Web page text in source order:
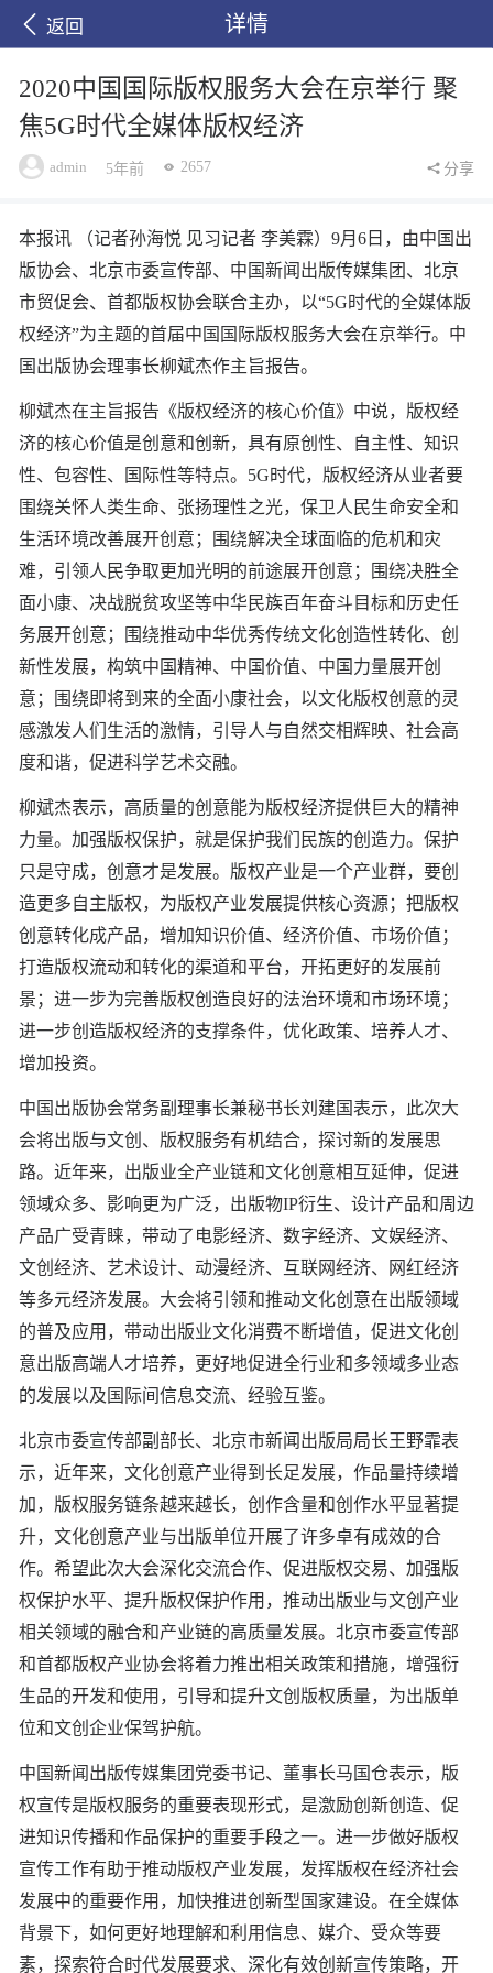
返回 详情
2020中国国际版权服务大会在京举行 聚
焦5G时代全媒体版权经济
admin 5年前 2657 分享
本报讯 （记者孙海悦 见习记者 李美霖）9月6日，由中国出
版协会、北京市委宣传部、中国新闻出版传媒集团、北京
市贸促会、首都版权协会联合主办，以“5G时代的全媒体版
权经济”为主题的首届中国国际版权服务大会在京举行。中
国出版协会理事长柳斌杰作主旨报告。
柳斌杰在主旨报告《版权经济的核心价值》中说，版权经
济的核心价值是创意和创新，具有原创性、自主性、知识
性、包容性、国际性等特点。5G时代，版权经济从业者要
围绕关怀人类生命、张扬理性之光，保卫人民生命安全和
生活环境改善展开创意；围绕解决全球面临的危机和灾
难，引领人民争取更加光明的前途展开创意；围绕决胜全
面小康、决战脱贫攻坚等中华民族百年奋斗目标和历史任
务展开创意；围绕推动中华优秀传统文化创造性转化、创
新性发展，构筑中国精神、中国价值、中国力量展开创
意；围绕即将到来的全面小康社会，以文化版权创意的灵
感激发人们生活的激情，引导人与自然交相辉映、社会高
度和谐，促进科学艺术交融。
柳斌杰表示，高质量的创意能为版权经济提供巨大的精神
力量。加强版权保护，就是保护我们民族的创造力。保护
只是守成，创意才是发展。版权产业是一个产业群，要创
造更多自主版权，为版权产业发展提供核心资源；把版权
创意转化成产品，增加知识价值、经济价值、市场价值；
打造版权流动和转化的渠道和平台，开拓更好的发展前
景；进一步为完善版权创造良好的法治环境和市场环境；
进一步创造版权经济的支撑条件，优化政策、培养人才、
增加投资。
中国出版协会常务副理事长兼秘书长刘建国表示，此次大
会将出版与文创、版权服务有机结合，探讨新的发展思
路。近年来，出版业全产业链和文化创意相互延伸，促进
领域众多、影响更为广泛，出版物IP衍生、设计产品和周边
产品广受青睐，带动了电影经济、数字经济、文娱经济、
文创经济、艺术设计、动漫经济、互联网经济、网红经济
等多元经济发展。大会将引领和推动文化创意在出版领域
的普及应用，带动出版业文化消费不断增值，促进文化创
意出版高端人才培养，更好地促进全行业和多领域多业态
的发展以及国际间信息交流、经验互鉴。
北京市委宣传部副部长、北京市新闻出版局局长王野霏表
示，近年来，文化创意产业得到长足发展，作品量持续增
加，版权服务链条越来越长，创作含量和创作水平显著提
升，文化创意产业与出版单位开展了许多卓有成效的合
作。希望此次大会深化交流合作、促进版权交易、加强版
权保护水平、提升版权保护作用，推动出版业与文创产业
相关领域的融合和产业链的高质量发展。北京市委宣传部
和首都版权产业协会将着力推出相关政策和措施，增强衍
生品的开发和使用，引导和提升文创版权质量，为出版单
位和文创企业保驾护航。
中国新闻出版传媒集团党委书记、董事长马国仓表示，版
权宣传是版权服务的重要表现形式，是激励创新创造、促
进知识传播和作品保护的重要手段之一。进一步做好版权
宣传工作有助于推动版权产业发展，发挥版权在经济社会
发展中的重要作用，加快推进创新型国家建设。在全媒体
背景下，如何更好地理解和利用信息、媒介、受众等要
素，探索符合时代发展要求、深化有效创新宣传策略，开